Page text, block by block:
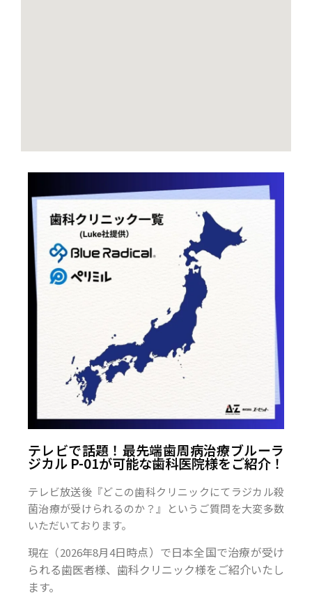
テレビで話題！最先端歯周病治療ブルーラ
ジカル P-01が可能な歯科医院様をご紹介！
テレビ放送後『どこの歯科クリニックにてラジカル殺
菌治療が受けられるのか？』というご質問を大変多数
いただいております。
現在（2026年8月4日時点）で日本全国で治療が受け
られる歯医者様、歯科クリニック様をご紹介いたし
ます。